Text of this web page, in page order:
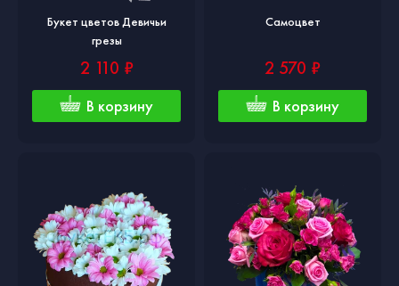
Букет цветов Девичьи
грезы
2 110 ₽
В корзину
Самоцвет
2 570 ₽
В корзину